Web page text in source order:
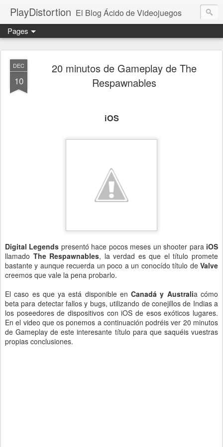
PlayDistortion El Blog Ácido de Videojuegos
Pages
DEC
10
20 minutos de Gameplay de The
Respawnables
iOS
Digital Legends presentó hace pocos meses un shooter para iOS
llamado The Respawnables, la verdad es que el título promete
bastante y aunque recuerda un poco a un conocído título de Valve
creemos que vale la pena probarlo.
El caso es que ya está disponible enCanadá y Australia cómo
beta para detectar fallos y bugs, utilizando de conejillos de Indias a
los poseedores de dispositivos con iOS de esos exóticos lugares.
En el video que os ponemos a continuación podréis ver 20 minutos
de Gameplay de este interesante título para que saquéis vuestras
propias conclusiones.